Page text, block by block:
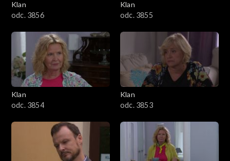
Klan
odc. 3856
Klan
odc. 3855
Klan
odc. 3854
Klan
odc. 3853